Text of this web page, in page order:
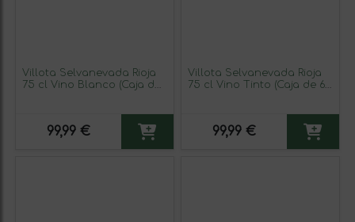
Villota Selvanevada Rioja
75 cl Vino Blanco (Caja de
99,99 €
Villota Selvanevada Rioja
75 cl Vino Tinto (Caja de 6
99,99 €